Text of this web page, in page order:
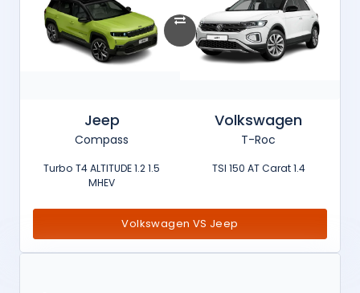
Volkswagen
T-Roc
1.4 TSI 150 AT Carat
Jeep
Compass
1.5 Turbo T4 ALTITUDE 1.2
MHEV
Volkswagen VS Jeep